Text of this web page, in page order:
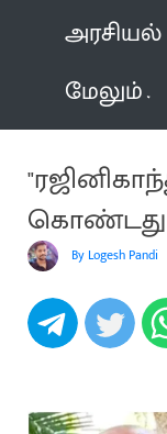
அரசியல்
மேலும்
கொண்டது
கமல்By Logesh Pandi